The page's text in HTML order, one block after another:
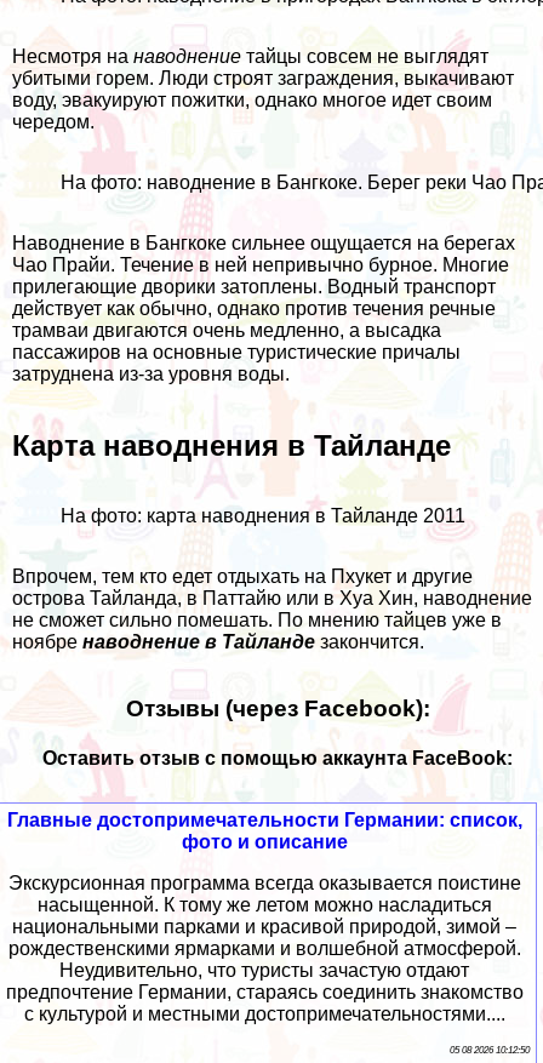
Несмотря на наводнение тайцы совсем не выглядят
убитыми горем. Люди строят заграждения, выкачивают
воду, эвакуируют пожитки, однако многое идет своим
чередом.
На фото: наводнение в Бангкоке. Берег реки Чао
Наводнение в Бангкоке сильнее ощущается на берегах
Чао Прайи. Течение в ней непривычно бурное. Многие
прилегающие дворики затоплены. Водный транспорт
действует как обычно, однако против течения речные
трамваи двигаются очень медленно, а высадка
пассажиров на основные туристические причалы
затруднена из-за уровня воды.
Карта наводнения в Тайланде
На фото: карта наводнения в Тайланде 2011
Впрочем, тем кто едет отдыхать на Пхукет и другие
острова Тайланда, в Паттайю или вХуа Хин, наводнение
не сможет сильно помешать. По мнению тайцев уже в
ноябре наводнение в Тайланде закончится.
Отзывы (через Facebook):
Оставить отзыв с помощью аккаунта FaceBook:
Главные достопримечательности Германии: список,
фото и описание
Экскурсионная программа всегда оказывается поистине
насыщенной. К тому же летом можно насладиться
национальными парками и красивой природой, зимой –
рождественскими ярмарками и волшебной атмосферой.
Неудивительно, что туристы зачастую отдают
предпочтение Германии, стараясь соединить знакомство
с культурой и местными достопримечательностями....
05 08 2026 10:12:50